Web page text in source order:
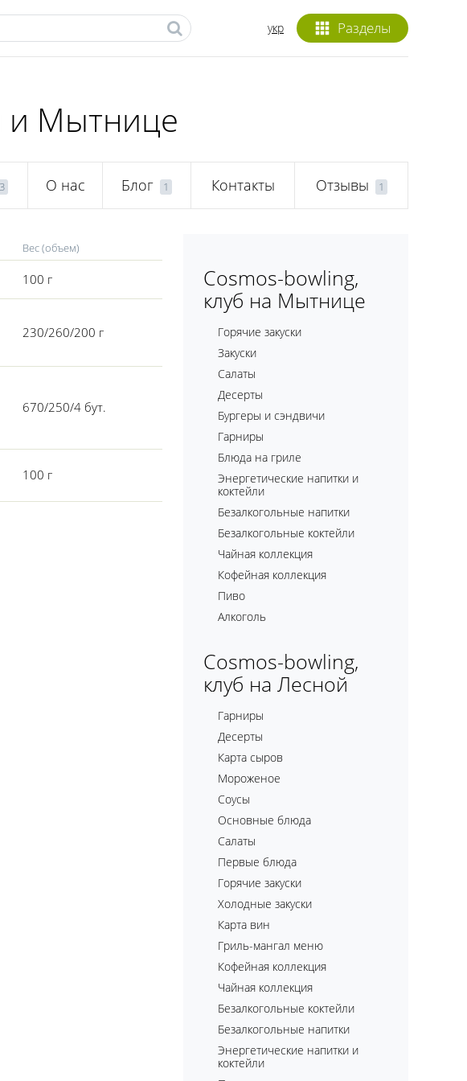
Разделы
укр
и Мытнице
О нас Блог 1 Контакты Отзывы 1
Вес (объем)
100 г
230/260/200 г
670/250/4 бут.
100 г
Cosmos-bowling,
клуб на Мытнице
Горячие закуски
Закуски
Салаты
Десерты
Бургеры и сэндвичи
Гарниры
Блюда на гриле
Энергетические напитки и
коктейли
Безалкогольные напитки
Безалкогольные коктейли
Чайная коллекция
Кофейная коллекция
Пиво
Алкоголь
Cosmos-bowling,
клуб на Лесной
Гарниры
Десерты
Карта сыров
Мороженое
Соусы
Основные блюда
Салаты
Первые блюда
Горячие закуски
Холодные закуски
Карта вин
Гриль-мангал меню
Кофейная коллекция
Чайная коллекция
Безалкогольные коктейли
Безалкогольные напитки
Энергетические напитки и
коктейли